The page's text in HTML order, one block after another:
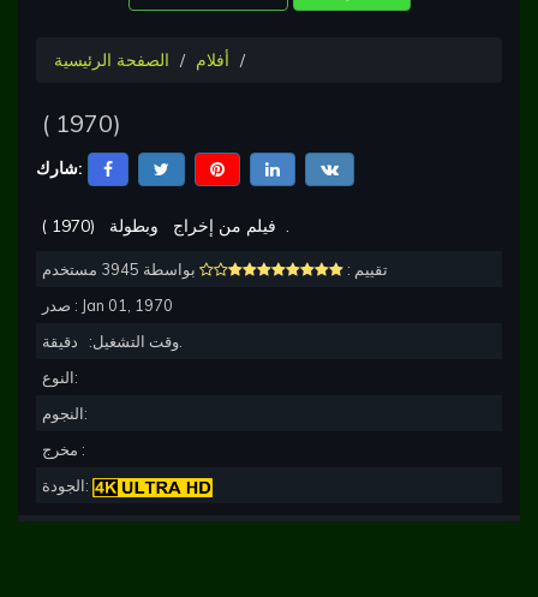
الصفحة الرئيسية أفلام
( 1970)
شارك:
( 1970) فيلم من إخراج .
تقييم :
بواسطة 3945 مستخدم
صدر : Jan 01, 1970
وقت التشغيل:
النوع:
النجوم:
مخرج :
الجودة: